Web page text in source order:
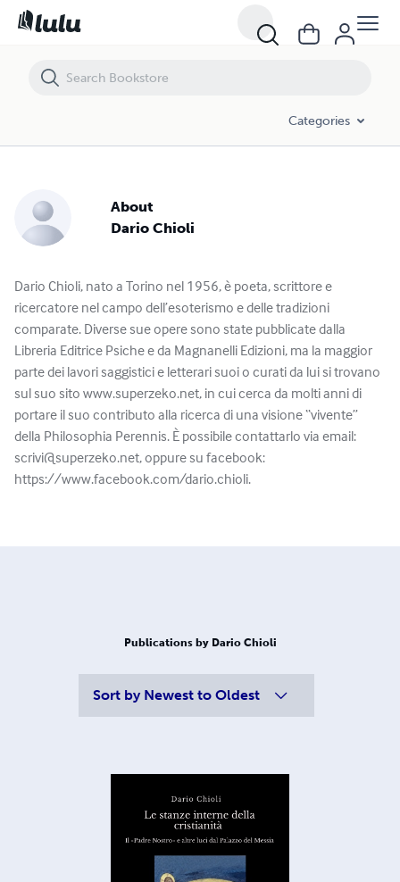
Categories
About
Dario Chioli
Dario Chioli, nato a Torino nel 1956, è poeta, scrittore e
ricercatore nel campo dell’esoterismo e delle tradizioni
comparate. Diverse sue opere sono state pubblicate dalla
Libreria Editrice Psiche e da Magnanelli Edizioni, ma la maggior
parte dei lavori saggistici e letterari suoi o curati da lui si trovano
sul suo sito www.superzeko.net, in cui cerca da molti anni di
portare il suo contributo alla ricerca di una visione “vivente”
della Philosophia Perennis. È possibile contattarlo via email:
scrivi@superzeko.net, oppure su facebook:
https://www.facebook.com/dario.chioli.
Publications by Dario Chioli
Sort by Newest to Oldest